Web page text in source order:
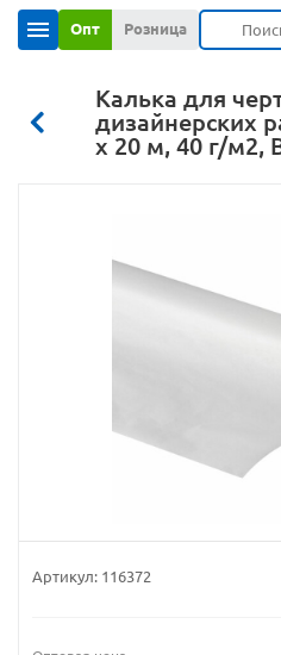
Опт Розница
Калька для
дизайнерских
х 20 м, 40 г/м2,
Артикул: 116372